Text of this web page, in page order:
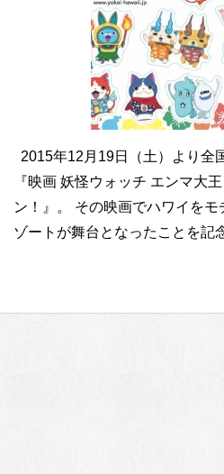
2015年12月19日（土）より全
『映画 妖怪ウォッチ エンマ大
ン！』。 その映画でハワイをモ
ゾートが舞台となったことを記